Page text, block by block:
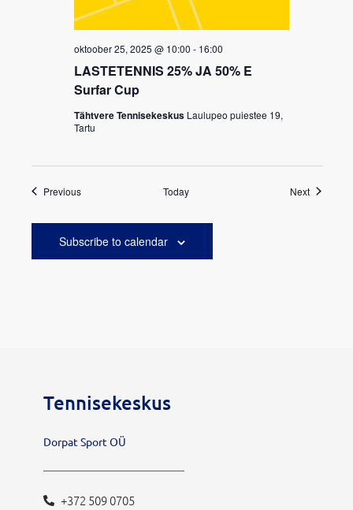
LASTETENNIS 25% JA 50% E
Surfar Cup
oktoober 25, 2025 @ 10:00 - 16:00
Tähtvere Tennisekeskus Laulupeo puiestee 19,
Tartu
PreviousEvents Today NextEvents
Subscribe to calendar
Tennisekeskus
Dorpat Sport OÜ
+372 509 0705